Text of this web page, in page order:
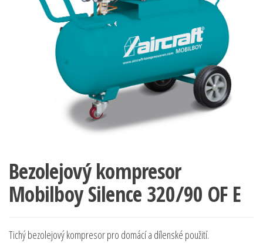
Bezolejový kompresor
Mobilboy Silence 320/90 OF E
Tichý bezolejový kompresor pro domácí a dílenské použití.